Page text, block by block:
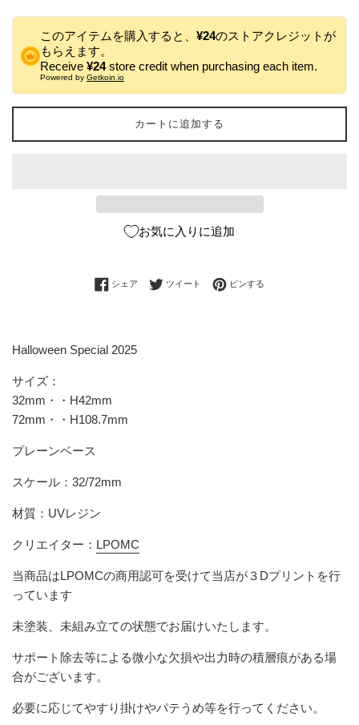
このアイテムを購入すると、 ¥24のストアクレジットが
もらえます。
Receive ¥24store credit when purchasing each item.
Powered by Getkoin.io
カートに追加する
お気に入りに追加
シェア Facebookでシェアする
ツイート Twitterに投稿する
ピンする
Halloween Special 2025
サイズ：
32mm・・H42mm
72mm・・H108.7mm
プレーンベース
スケール：32/72mm
材質：UVレジン
クリエイター： LPOMC
当商品はLPOMCの商用認可を受けて当店が３Dプリントを行
っています
未塗装、未組み立ての状態でお届けいたします。
サポート除去等による微小な欠損や出力時の積層痕がある場
合がございます。
必要に応じてやすり掛けやパテうめ等を行ってください。